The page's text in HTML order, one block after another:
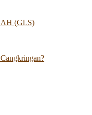
(GLS)